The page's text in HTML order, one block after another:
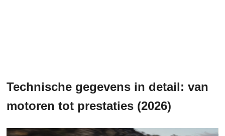
Technische gegevens in detail: van
motoren tot prestaties (2026)